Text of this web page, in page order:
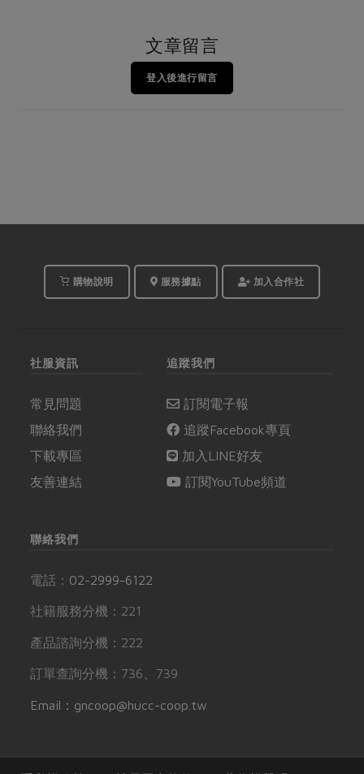
文章留言
登入後進行留言
購物說明 服務據點 加入合作社
社服資訊
常見問題
聯絡我們
下載專區
友善連結
追蹤我們
訂閱電子報
追蹤Facebook專頁
加入LINE好友
訂閱YouTube頻道
聯絡我們
電話： 02-2999-6122
社籍服務分機：221
產品諮詢分機：222
訂單查詢分機：736、739
Email：gncoop@hucc-coop.tw